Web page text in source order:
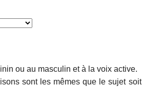
ou au masculin et à la voix active.
sont les mêmes que le sujet soit